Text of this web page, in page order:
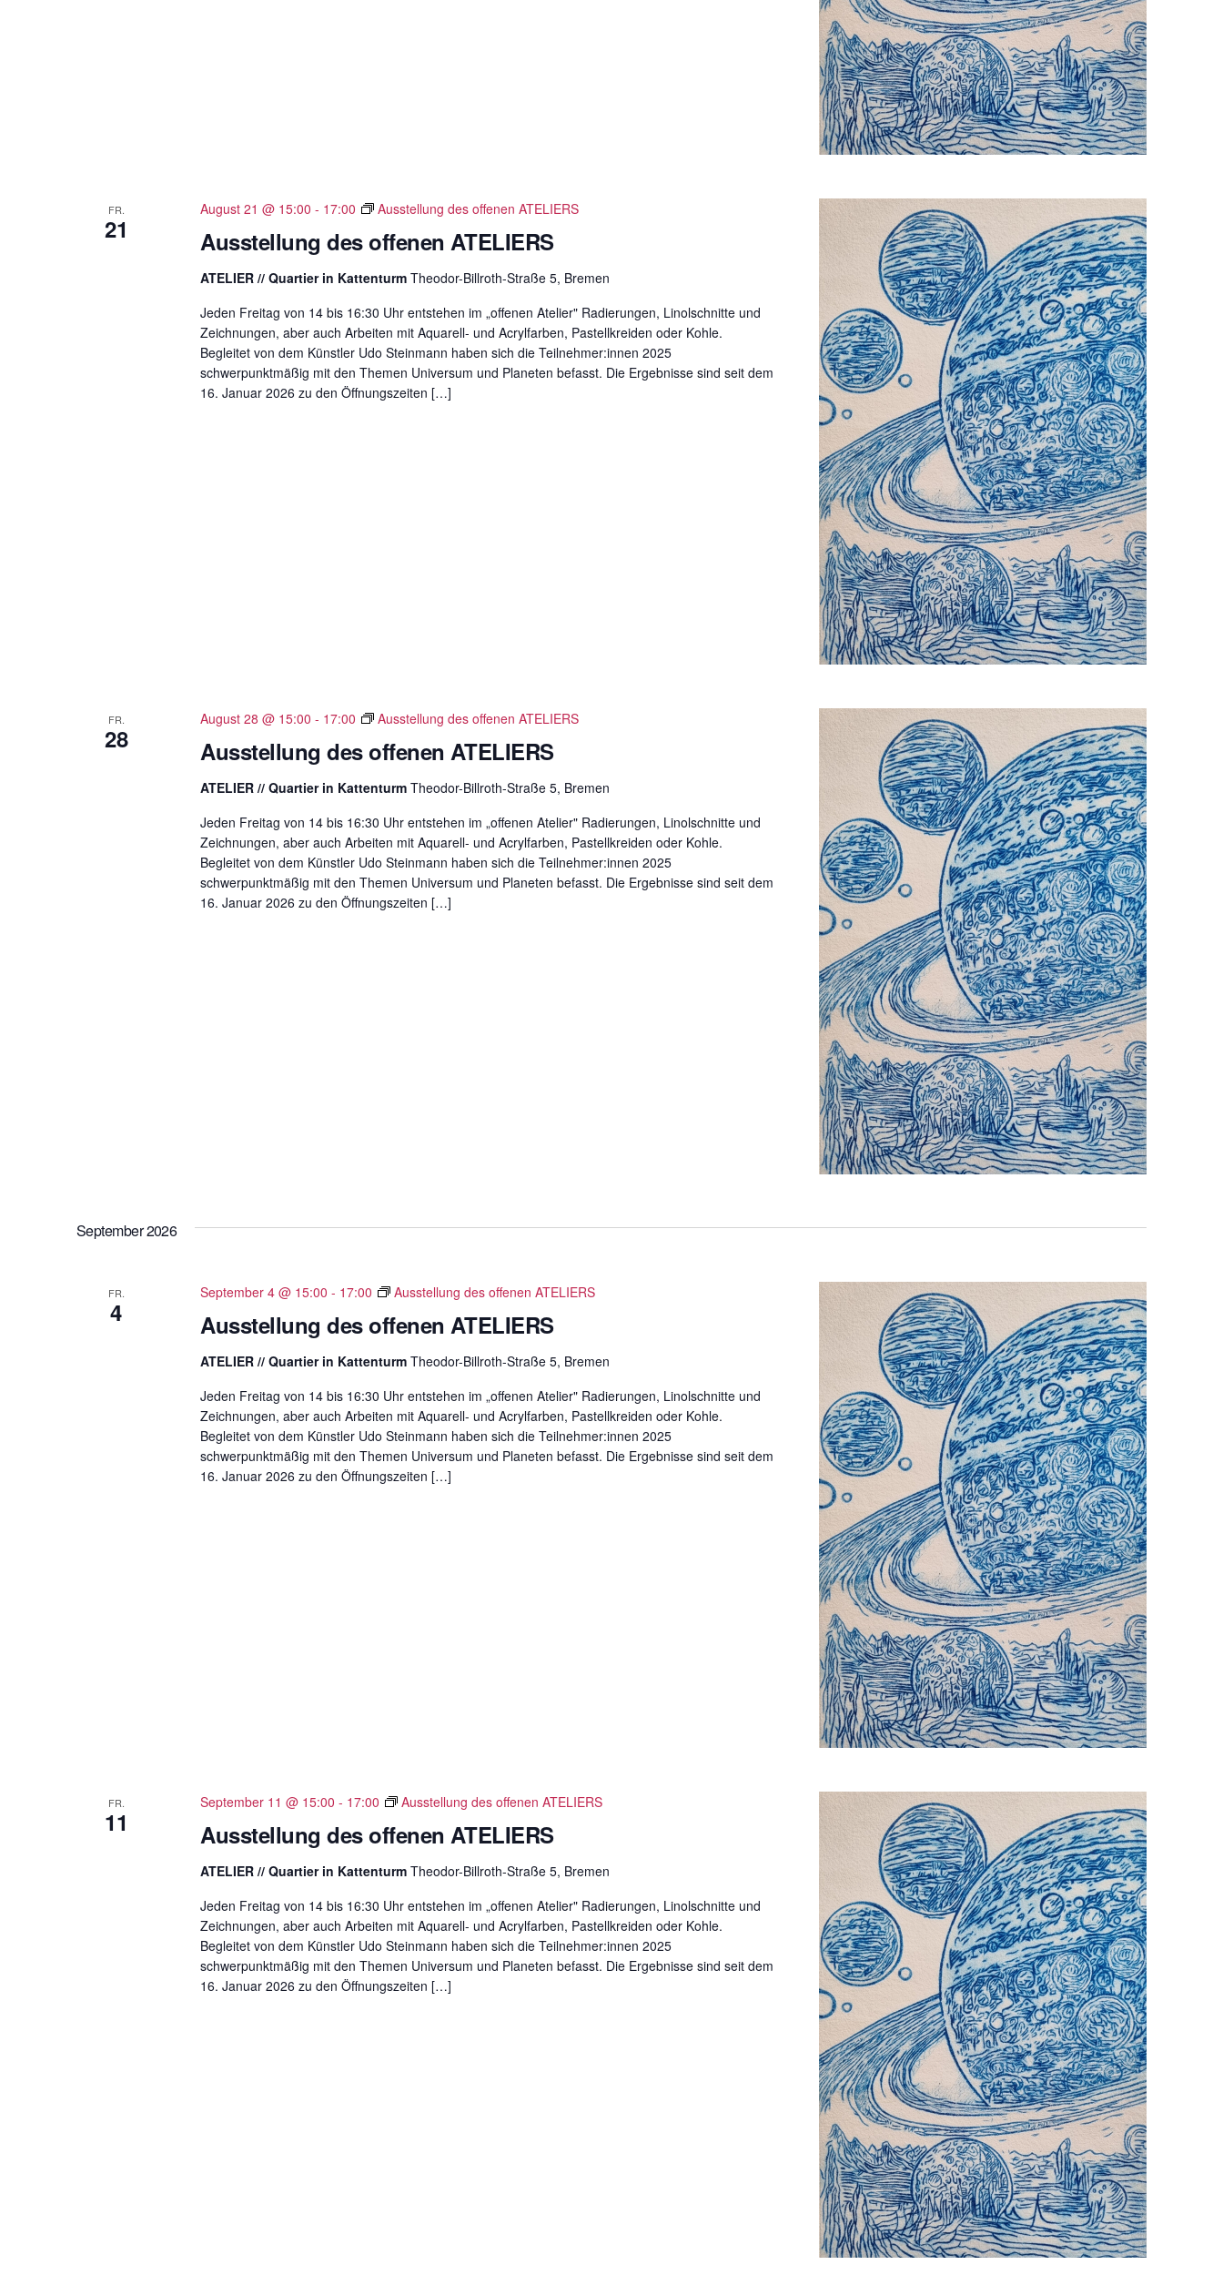
FR.
21 Ausstellung des offenen ATELIERS
August 21 @ 15:00 - 17:00 Ausstellung des offenen ATELIERS
ATELIER // Quartier in Kattenturm Theodor-Billroth-Straße 5, Bremen
Jeden Freitag von 14 bis 16:30 Uhr entstehen im „offenen Atelier" Radierungen, Linolschnitte und
Zeichnungen, aber auch Arbeiten mit Aquarell- und Acrylfarben, Pastellkreiden oder Kohle.
Begleitet von dem Künstler Udo Steinmann haben sich die Teilnehmer:innen 2025
schwerpunktmäßig mit den Themen Universum und Planeten befasst. Die Ergebnisse sind seit dem
16. Januar 2026 zu den Öffnungszeiten […]
FR.
28 Ausstellung des offenen ATELIERS
August 28 @ 15:00 - 17:00 Ausstellung des offenen ATELIERS
ATELIER // Quartier in Kattenturm Theodor-Billroth-Straße 5, Bremen
Jeden Freitag von 14 bis 16:30 Uhr entstehen im „offenen Atelier" Radierungen, Linolschnitte und
Zeichnungen, aber auch Arbeiten mit Aquarell- und Acrylfarben, Pastellkreiden oder Kohle.
Begleitet von dem Künstler Udo Steinmann haben sich die Teilnehmer:innen 2025
schwerpunktmäßig mit den Themen Universum und Planeten befasst. Die Ergebnisse sind seit dem
16. Januar 2026 zu den Öffnungszeiten […]
September 2026
FR.
4 Ausstellung des offenen ATELIERS
September 4 @ 15:00 - 17:00 Ausstellung des offenen ATELIERS
ATELIER // Quartier in Kattenturm Theodor-Billroth-Straße 5, Bremen
Jeden Freitag von 14 bis 16:30 Uhr entstehen im „offenen Atelier" Radierungen, Linolschnitte und
Zeichnungen, aber auch Arbeiten mit Aquarell- und Acrylfarben, Pastellkreiden oder Kohle.
Begleitet von dem Künstler Udo Steinmann haben sich die Teilnehmer:innen 2025
schwerpunktmäßig mit den Themen Universum und Planeten befasst. Die Ergebnisse sind seit dem
16. Januar 2026 zu den Öffnungszeiten […]
FR.
11 Ausstellung des offenen ATELIERS
September 11 @ 15:00 - 17:00 Ausstellung des offenen ATELIERS
ATELIER // Quartier in Kattenturm Theodor-Billroth-Straße 5, Bremen
Jeden Freitag von 14 bis 16:30 Uhr entstehen im „offenen Atelier" Radierungen, Linolschnitte und
Zeichnungen, aber auch Arbeiten mit Aquarell- und Acrylfarben, Pastellkreiden oder Kohle.
Begleitet von dem Künstler Udo Steinmann haben sich die Teilnehmer:innen 2025
schwerpunktmäßig mit den Themen Universum und Planeten befasst. Die Ergebnisse sind seit dem
16. Januar 2026 zu den Öffnungszeiten […]